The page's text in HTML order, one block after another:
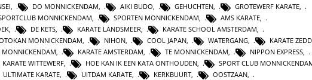
DO MONNICKENDAM AIKI BUDO GEHUCHTEN GROTEWERF KARATE
MONNICKENDAM SPORTEN MONNICKENDAM AMS KARATE
, DE KETS, KARATE LANDSMEER, KARATE SCHOOL AMSTERDAM,
MONNICKENDAM, NIHON, COOL JAPAN, WATERGANG, KARATE
MONNICKENDAM, KARATE AMSTERDAM, TE MONNICKENDAM, NIPPON EXPRESS,
KARATE WITTEWERF, HOE KAN IK EEN KATA ONTHOUDEN, SPORT CLUB
ULTIMATE KARATE, UITDAM KARATE, KERKBUURT, OOSTZAAN,